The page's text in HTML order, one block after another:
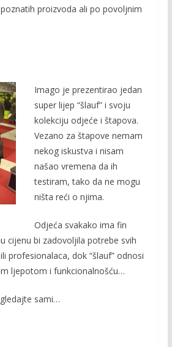
proizvoda ali po povoljnim
Imago je prezentirao jedan
super lijep “šlauf” i svoju
kolekciju odjeće i štapova.
Vezano za štapove nemam
nekog iskustva i nisam
našao vremena da ih
testiram, tako da ne mogu
ništa reći o njima.
Odjeća svakako ima fin
cijenu bi zadovoljila potrebe svih
profesionalaca, dok “šlauf” odnosi
ljepotom i funkcionalnošću…
sami…